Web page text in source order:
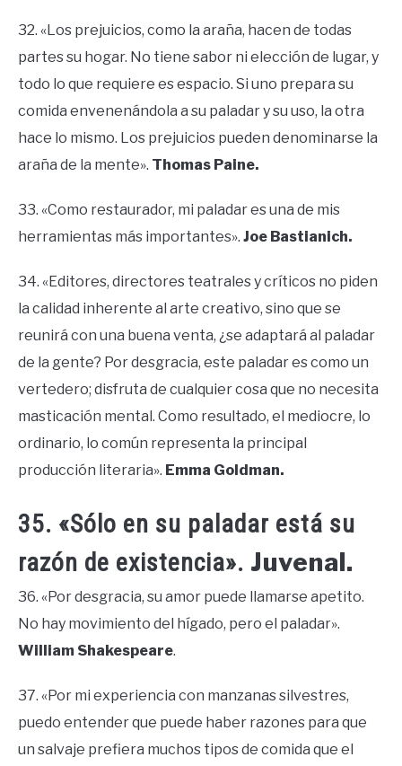
32. «Los prejuicios, como la araña, hacen de todas
partes su hogar. No tiene sabor ni elección de lugar, y
todo lo que requiere es espacio. Si uno prepara su
comida envenenándola a su paladar y su uso, la otra
hace lo mismo. Los prejuicios pueden denominarse la
araña de la mente». Thomas Paine.
33. «Como restaurador, mi paladar es una de mis
herramientas más importantes». Joe Bastianich.
34. «Editores, directores teatrales y críticos no piden
la calidad inherente al arte creativo, sino que se
reunirá con una buena venta, ¿se adaptará al paladar
de la gente? Por desgracia, este paladar es como un
vertedero; disfruta de cualquier cosa que no necesita
masticación mental. Como resultado, el mediocre, lo
ordinario, lo común representa la principal
producción literaria». Emma Goldman.
35. «Sólo en su paladar está su
razón de existencia». Juvenal.
36. «Por desgracia, su amor puede llamarse apetito.
No hay movimiento del hígado, pero el paladar».
William Shakespeare.
37. «Por mi experiencia con manzanas silvestres,
puedo entender que puede haber razones para que
un salvaje prefiera muchos tipos de comida que el